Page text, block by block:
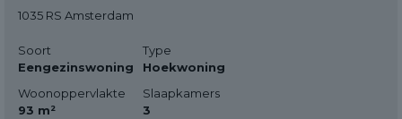
1035 RS Amsterdam
Soort
Eengezinswoning
Type
Hoekwoning
Woonoppervlakte
93 m²
Slaapkamers
3